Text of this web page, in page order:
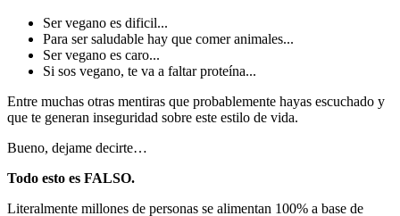
Ser vegano es dificil...
Para ser saludable hay que comer animales...
Ser vegano es caro...
Si sos vegano, te va a faltar proteína...
Entre muchas otras mentiras que probablemente hayas escuchado y
que te generan inseguridad sobre este estilo de vida.
Bueno, dejame decirte…
Todo esto es FALSO.
Literalmente millones de personas se alimentan 100% a base de